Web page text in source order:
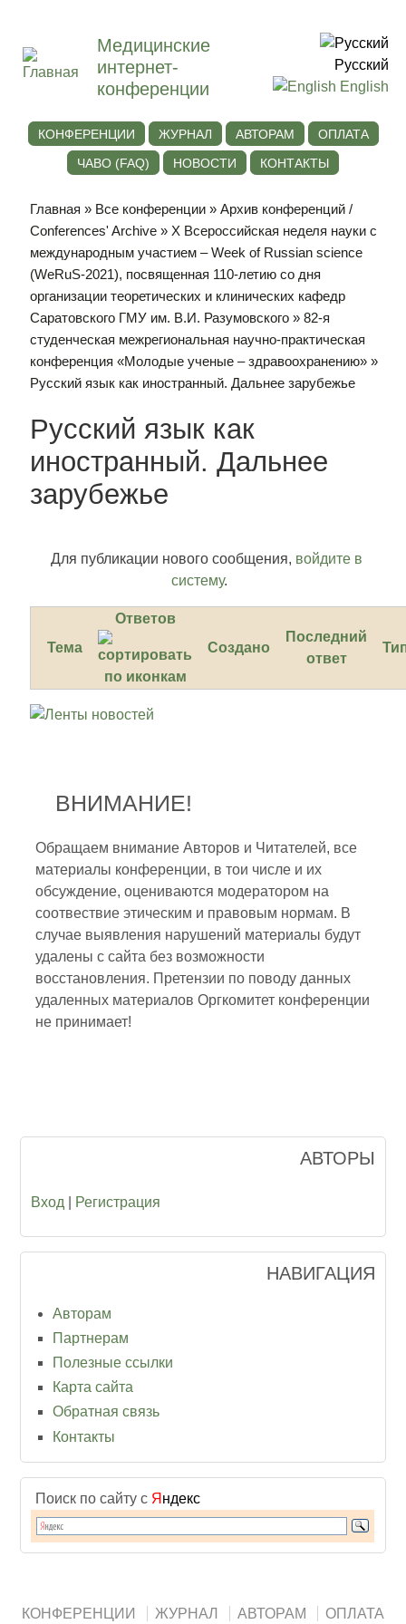
Медицинские
интернет-
конференции
Русский
English
КОНФЕРЕНЦИИ ЖУРНАЛ АВТОРАМ
ОПЛАТА
ЧАВО (FAQ)
НОВОСТИ КОНТАКТЫ
Главная » Все конференции »Архив конференций /
Conferences' Archive » Х Всероссийская неделя науки с
международным участием – Week of Russian science
(WeRuS-2021), посвященная 110-летию со дня
организации теоретических и клинических кафедр
Саратовского ГМУ им. В.И. Разумовского »82-я
студенческая межрегиональная научно-практическая
конференция «Молодые ученые – здравоохранению» »
Русский язык как иностранный. Дальнее зарубежье
Русский язык как
иностранный. Дальнее
зарубежье
Для публикации нового сообщения, войдите в
систему.
Тема
Ответов
Создано
Последний
ответ
ВНИМАНИЕ!
Обращаем внимание Авторов и Читателей, все
материалы конференции, в тои числе и их
обсуждение, оцениваются модератором на
соотвествие этическим и правовым нормам. В
случае выявления нарушений материалы будут
удалены с сайта без возможности
восстановления. Претензии по поводу данных
удаленных материалов Оргкомитет конференции
не принимает!
АВТОРЫ
Вход Регистрация
НАВИГАЦИЯ
Авторам
Партнерам
Полезные ссылки
Карта сайта
Обратная связь
Контакты
Поиск по сайту с Я ндекс
КОНФЕРЕНЦИИ ЖУРНАЛ АВТОРАМ ОПЛАТА